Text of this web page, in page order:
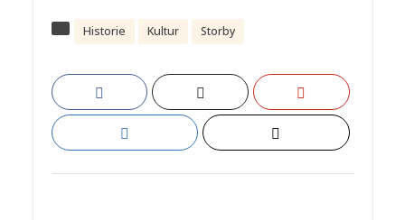
Historie Kultur Storby